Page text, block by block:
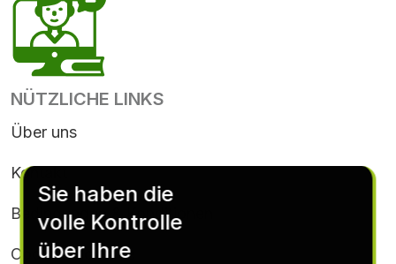
NÜTZLICHE LINKS
Über uns
Kontakt
Bedingungen & Konditionen
Cookie-Richtlinie
Sie haben die
volle Kontrolle
über Ihre